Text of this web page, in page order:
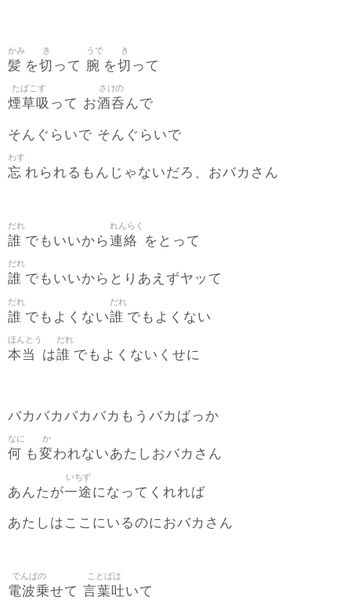
髪
かみ
を切
き
って 腕
うで
を切
き
って
煙草吸
たばこす
って お酒呑
さけの
んで
そんぐらいで そんぐらいで
忘
わす
れられるもんじゃないだろ、おバカさん
誰
だれ
でもいいから連絡
れんらく
をとって
誰
だれ
でもいいからとりあえずヤッて
誰
だれ
でもよくない誰
だれ
でもよくない
本当
ほんとう
は誰
だれ
でもよくないくせに
バカバカバカバカもうバカばっか
何
なに
も変
か
われないあたしおバカさん
あんたが一途
いちず
になってくれれば
あたしはここにいるのにおバカさん
電波乗
でんぱの
せて 言葉吐
ことばは
いて